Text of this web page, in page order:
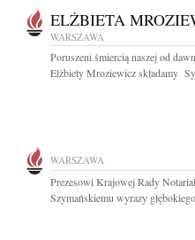
ELŻBIETA
WARSZAWA
Poruszeni śmiercią naszej od
Elżbiety Mroziewicz składamy
WARSZAWA
Prezesowi Krajowej Rady
Szymańskiemu wyrazy